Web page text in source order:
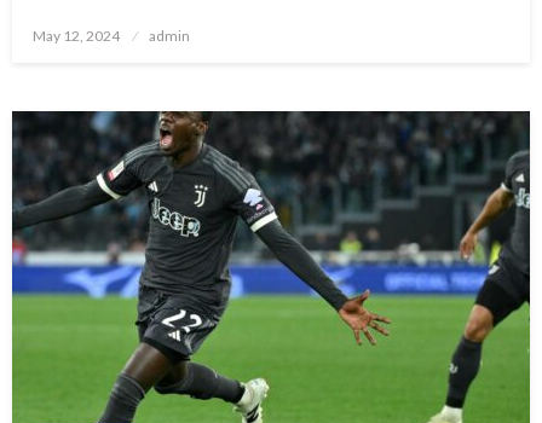
Posted
May 12, 2024 admin